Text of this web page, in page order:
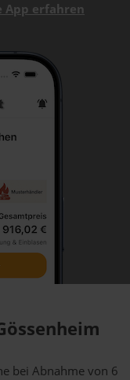
App erfahren
bei Abnahmevon 6